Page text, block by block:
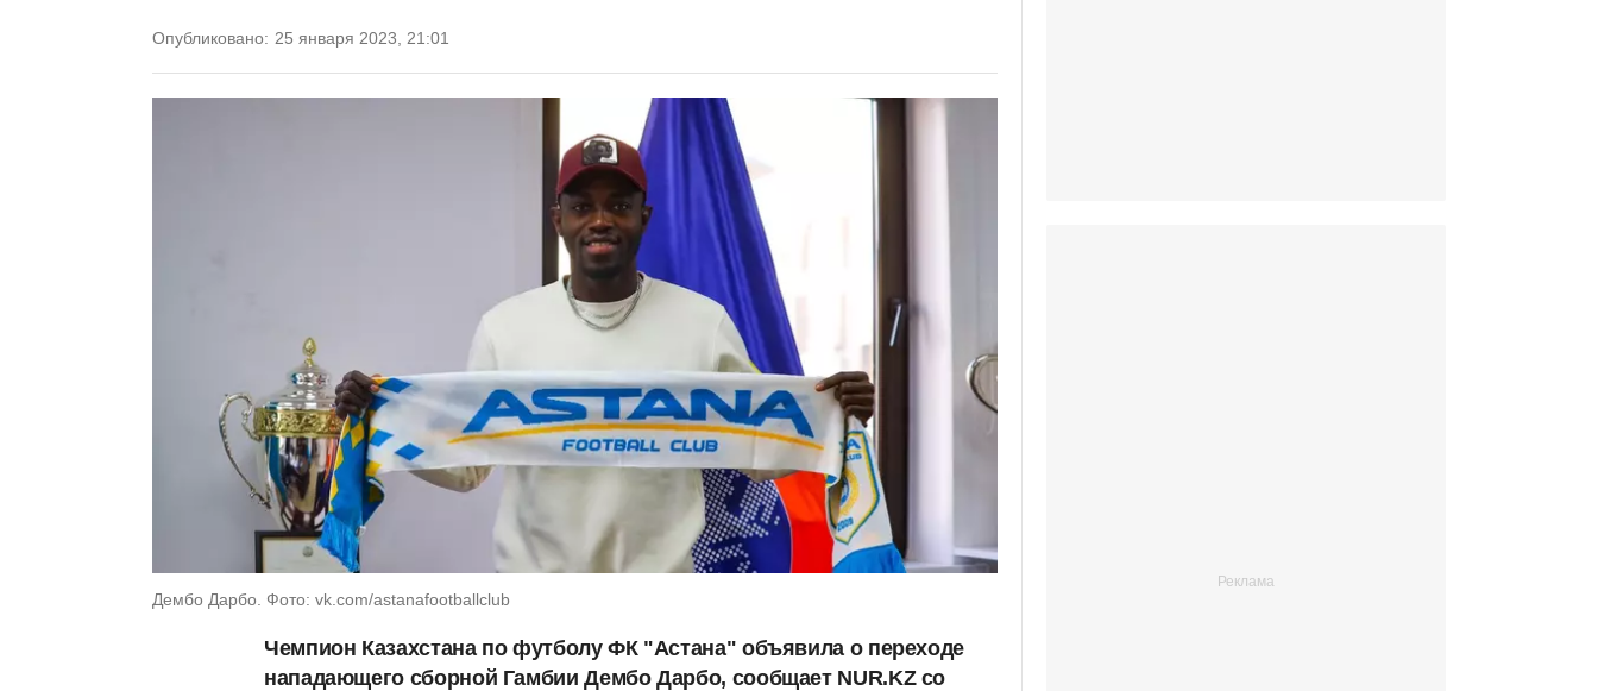
Опубликовано: 25 января 2023, 21:01
Дембо Дарбо. Фото: vk.com/astanafootballclub
Чемпион Казахстана по футболу ФК "Астана" объявила о переходе
нападающего сборной Гамбии Дембо Дарбо, сообщает NUR.KZ со